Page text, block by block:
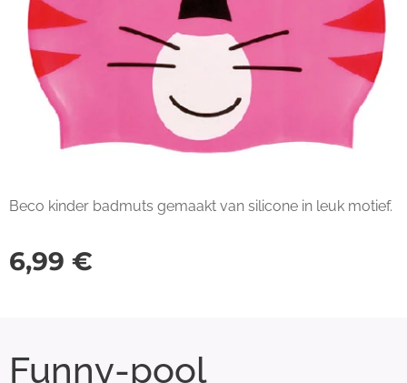
Beco kinder badmuts gemaakt van silicone in leuk motief.
6,99 €
Funny-pool